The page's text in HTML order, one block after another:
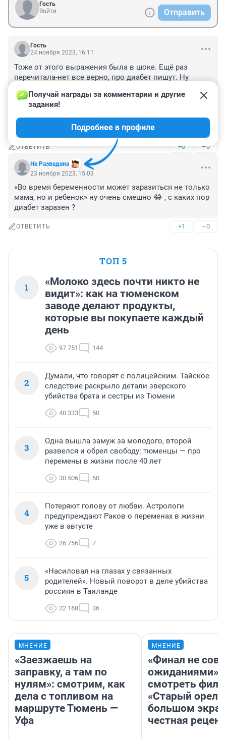
Гость
Войти
Отправить
Гость
24 ноября 2023, 16:11
Тоже от этого выражения была в шоке. Ещё раз
перечитала-нет все верно, про диабет пишут. Ну
носить маску теперь ещё и чтоб сахарным диабетом
не заразиться. Уважаемые писатели, прежде чем
смешить народ, читайте энциклопедию
ОТВЕТИТЬ +0 –0
Не Разведена
Получай награды за комментарии и другие
задания!
Подробнее в профиле
23 ноября 2023, 15:03
«Во время беременности может заразиться не только
мама, но и ребенок» ну очень смешно 😂 , с каких пор
диабет заразен ?
ОТВЕТИТЬ +1 –0
ТОП 5
1
«Молоко здесь почти никто не
видит»: как на тюменском
заводе делают продукты,
которые вы покупаете каждый
день
97 751 144
2
Думали, что говорят с полицейским. Тайское
следствие раскрыло детали зверского
убийства брата и сестры из Тюмени
40 333 50
3
Одна вышла замуж за молодого, второй
развелся и обрел свободу: тюменцы — про
перемены в жизни после 40 лет
30 506 50
4
Потеряют голову от любви. Астрологи
предупреждают Раков о переменах в жизни
уже в августе
26 756 7
5
«Насиловал на глазах у связанных
родителей». Новый поворот в деле убийства
россиян в Таиланде
22 168 36
МНЕНИЕ
«Заезжаешь на
заправку, а там по
нулям»: смотрим, как
дела с топливом на
маршруте Тюмень —
Уфа
МНЕНИЕ
«Финал не
ожиданиями»:
смотреть
«Старый орел»
большом
честная